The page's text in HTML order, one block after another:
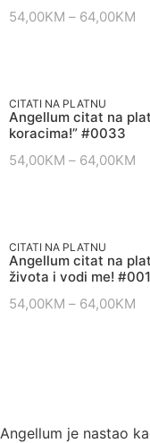
54,00KM – 64,00KM
CITATI NA PLATNU
Angellum citat na
koracima!” #0033
54,00KM – 64,00KM
CITATI NA PLATNU
Angellum citat na
života i vodi me!
54,00KM – 64,00KM
Angellum je nastao